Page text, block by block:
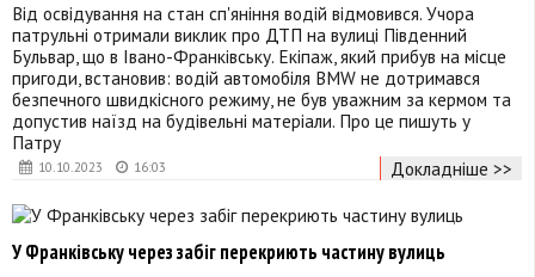
10.10.2023 16:03
Від освідування на стан сп'яніння водій відмовився. Учора
патрульні отримали виклик про ДТП на вулиці Південний
Бульвар, що в Івано-Франківську. Екіпаж, який прибув на місце
пригоди, встановив: водій автомобіля BMW не дотримався
безпечного швидкісного режиму, не був уважним за кермом та
допустив наїзд на будівельні матеріали. Про це пишуть у
Патру
Докладніше >>
У Франківську через забіг перекриють частину вулиць